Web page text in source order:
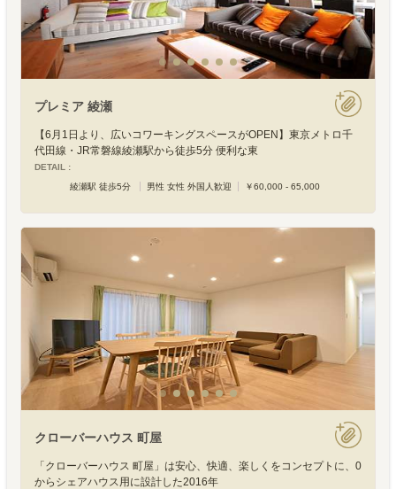
プレミア 綾瀬
【6月1日より、広いコワーキングスペースがOPEN】東京メトロ千
代田線・JR常磐線綾瀬駅から徒歩5分 便利な東
DETAIL :
綾瀬駅 徒歩5分
男性 女性 外国人歓迎 ￥60,000 - 65,000
クローバーハウス 町屋
「クローバーハウス 町屋」は安心、快適、楽しくをコンセプトに、0
からシェアハウス用に設計した2016年